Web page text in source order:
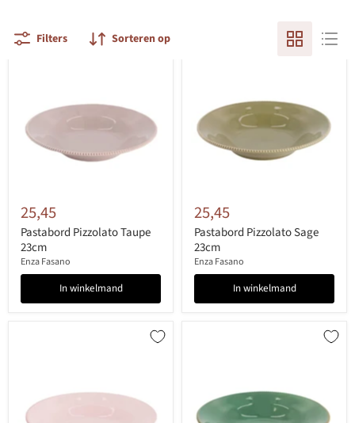
Filters Sorteren op
25,45
Pastabord Pizzolato Taupe
23cm
Enza Fasano
In winkelmand
25,45
Pastabord Pizzolato Sage
23cm
Enza Fasano
In winkelmand